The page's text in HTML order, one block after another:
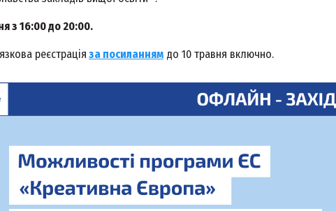
з 16:00 до 20:00.
реєстрація за посиланням до 10 травня включно.